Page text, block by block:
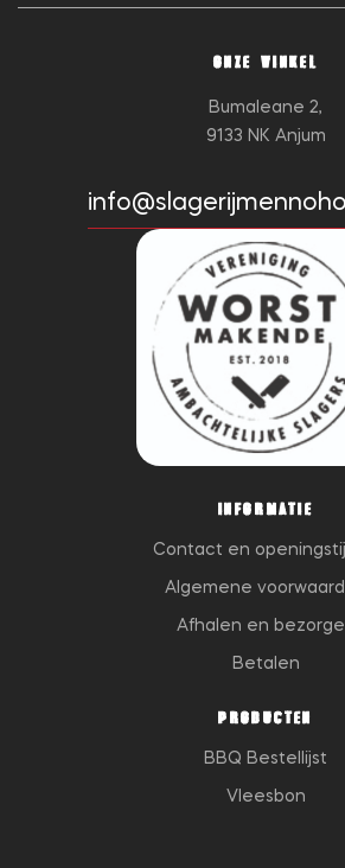
ONZE WINKEL
Bumaleane 2,
9133 NK Anjum
INFORMATIE
Contact en
Algemene
Afhalen en
Betalen
PRODUCTEN
BBQ Bestellijst
Vleesbon